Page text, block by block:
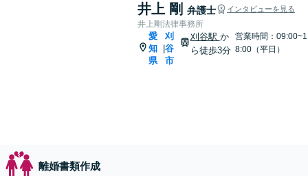
井上 剛 弁護士 インタビューを見る
井上剛法律事務所
愛
知
県
刈
谷
市
刈谷駅 か
ら徒歩3分
営業時間：09:00~1
8:00（平日）
離婚書類作成